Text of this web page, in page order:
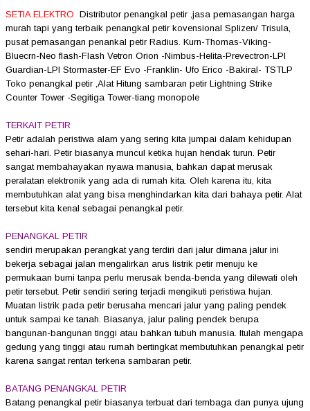
SETIA ELEKTRO Distributor penangkal petir ,jasa pemasangan harga
murah tapi yang terbaik penangkal petir kovensional Splizen/ Trisula,
pusat pemasangan penankal petir Radius. Kurn-Thomas-Viking-
Bluecrn-Neo flash-Flash Vetron Orion -Nimbus-Helita-Prevectron-LPI
Guardian-LPI Stormaster-EF Evo -Franklin- Ufo Erico -Bakiral- TSTLP
Toko penangkal petir ,Alat Hitung sambaran petir Lightning Strike
Counter Tower -Segitiga Tower-tiang monopole
TERKAIT PETIR
Petir adalah peristiwa alam yang sering kita jumpai dalam kehidupan
sehari-hari. Petir biasanya muncul ketika hujan hendak turun. Petir
sangat membahayakan nyawa manusia, bahkan dapat merusak
peralatan elektronik yang ada di rumah kita. Oleh karena itu, kita
membutuhkan alat yang bisa menghindarkan kita dari bahaya petir. Alat
tersebut kita kenal sebagai penangkal petir.
PENANGKAL PETIR
sendiri merupakan perangkat yang terdiri dari jalur dimana jalur ini
bekerja sebagai jalan mengalirkan arus listrik petir menuju ke
permukaan bumi tanpa perlu merusak benda-benda yang dilewati oleh
petir tersebut. Petir sendiri sering terjadi mengikuti peristiwa hujan.
Muatan listrik pada petir berusaha mencari jalur yang paling pendek
untuk sampai ke tanah. Biasanya, jalur paling pendek berupa
bangunan-bangunan tinggi atau bahkan tubuh manusia. Itulah mengapa
gedung yang tinggi atau rumah bertingkat membutuhkan penangkal petir
karena sangat rentan terkena sambaran petir.
BATANG PENANGKAL PETIR
Batang penangkal petir biasanya terbuat dari tembaga dan punya ujung